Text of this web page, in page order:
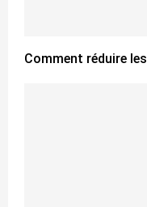
Comment réduire